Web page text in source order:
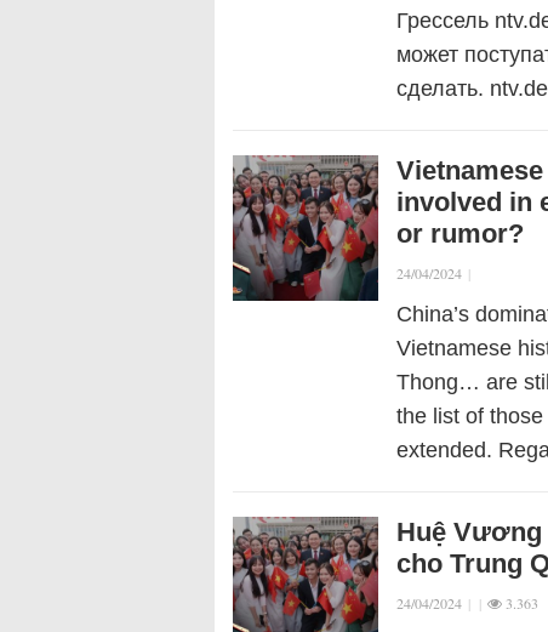
Грессель
может
сделать.
involved in
or rumor?
24/04/2024 |
China’s
Vietnamese
Thong… are
the list of
extended.
Huệ Vương
cho Trung
24/04/2024 | | 3.363